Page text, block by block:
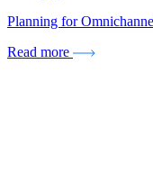
Planning for
Read more